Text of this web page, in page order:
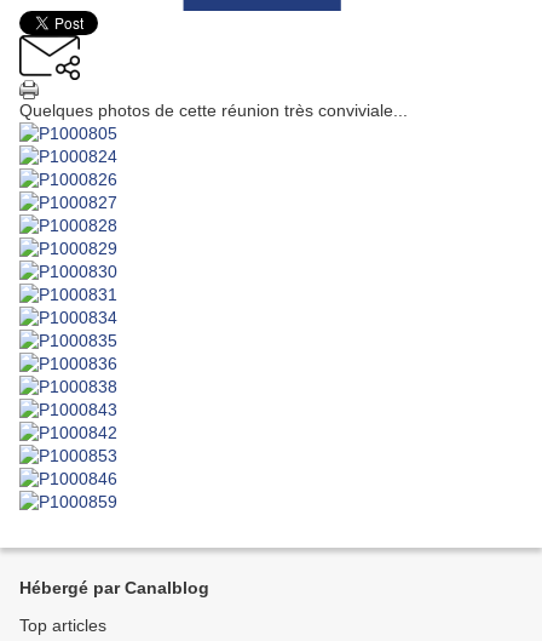
Quelques photos de cette réunion très conviviale...
Hébergé par Canalblog
Top articles